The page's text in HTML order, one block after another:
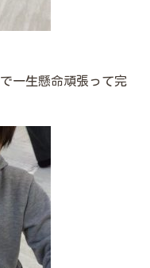
一生懸命頑張って完